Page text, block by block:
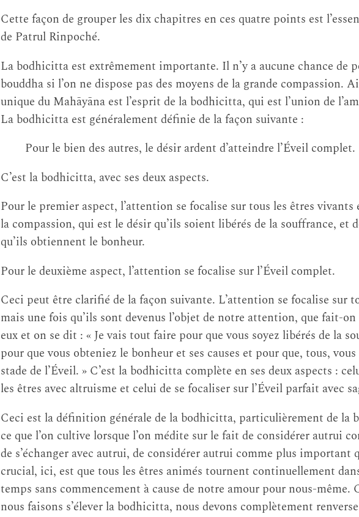
Cette façon de grouper les dix chapitres en ces quatre points est
de Patrul Rinpoché.
La bodhicitta est extrêmement importante. Il n’y a aucune chance de
bouddha si l’on ne dispose pas des moyens de la grande compassion.
unique du Mahāyāna est l’esprit de la bodhicitta, qui est l’union de
La bodhicitta est généralement définie de la façon suivante :
Pour le bien des autres, le désir ardent d’atteindre l’Éveil complet.
C’est la bodhicitta, avec ses deux aspects.
Pour le premier aspect, l’attention se focalise sur tous les êtres vivants
la compassion, qui est le désir qu’ils soient libérés de la souffrance, et
qu’ils obtiennent le bonheur.
Pour le deuxième aspect, l’attention se focalise sur l’Éveil complet.
Ceci peut être clarifié de la façon suivante. L’attention se focalise sur
mais une fois qu’ils sont devenus l’objet de notre attention, que fait-
eux et on se dit : « Je vais tout faire pour que vous soyez libérés de la
pour que vous obteniez le bonheur et ses causes et pour que, tous,
stade de l’Éveil. » C’est la bodhicitta complète en ses deux aspects :
les êtres avec altruisme et celui de se focaliser sur l’Éveil parfait avec
Ceci est la définition générale de la bodhicitta, particulièrement de la
ce que l’on cultive lorsque l’on médite sur le fait de considérer autrui
de s’échanger avec autrui, de considérer autrui comme plus important
crucial, ici, est que tous les êtres animés tournent continuellement
temps sans commencement à cause de notre amour pour nous-même.
nous faisons s’élever la bodhicitta, nous devons complètement